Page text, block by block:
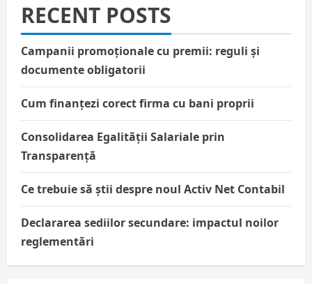
RECENT POSTS
Campanii promoționale cu premii: reguli și
documente obligatorii
Cum finanțezi corect firma cu bani proprii
Consolidarea Egalității Salariale prin
Transparență
Ce trebuie să știi despre noul Activ Net Contabil
Declararea sediilor secundare: impactul noilor
reglementări